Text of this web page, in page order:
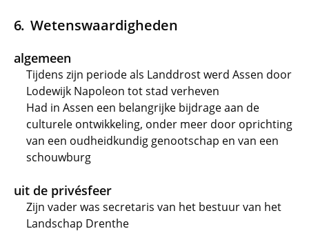
Wetenswaardigheden
algemeen
Tijdens zijn periode als Landdrost werd Assen door
Lodewijk Napoleon tot stad verheven
Had in Assen een belangrijke bijdrage aan de
culturele ontwikkeling, onder meer door oprichting
van een oudheidkundig genootschap en van een
schouwburg
uit de privésfeer
Zijn vader was secretaris van het bestuur van het
Landschap Drenthe